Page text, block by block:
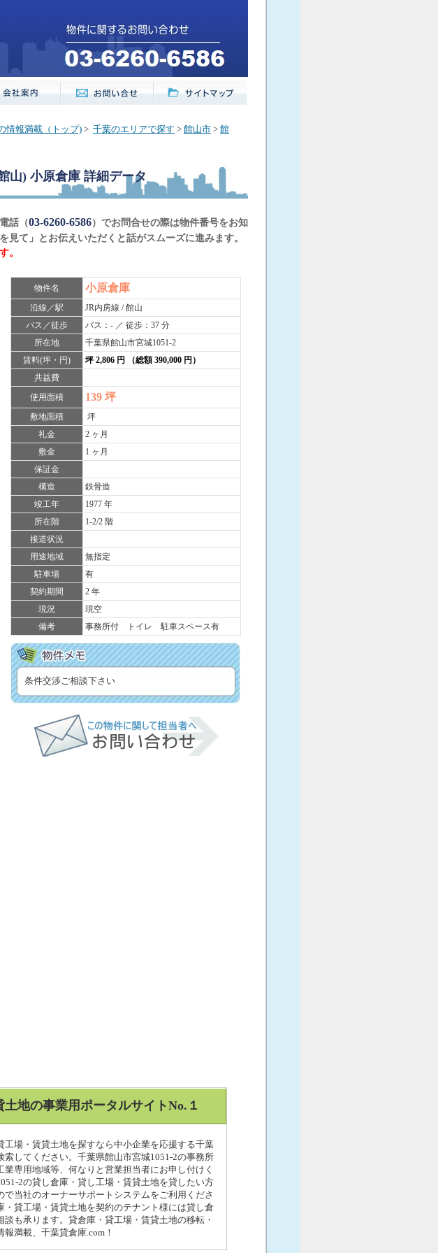
情報満載（トップ) > 千葉のエリアで探す > 館山市 > 館
山) 小原倉庫 詳細データ
話（03-6260-6586）でお問合せの際は物件番号をお知
見て」とお伝えいただくと話がスムーズに進みます。
。
物件名 小原倉庫
沿線／駅
JR内房線 / 館山
バス／徒歩
バス：- ／ 徒歩：37 分
所在地
千葉県館山市宮城1051-2
賃料(坪・円)
坪 2,806 円 （総額 390,000 円）
共益費
使用面積
139 坪
敷地面積
坪
礼金
2 ヶ月
敷金
1 ヶ月
保証金
構造
鉄骨造
竣工年
1977 年
所在階
1-2/2 階
接道状況
用途地域
無指定
駐車場
有
契約期間
2 年
現況
現空
備考
事務所付 トイレ 駐車スペース有
条件交渉ご相談下さい
地の事業用ポータルサイトNo.１
工場・賃貸土地を探すなら中小企業を応援する千葉
索してください。千葉県館山市宮城1051-2の事務所
専用地域等、何なりと営業担当者にお申し付けく
2の貸し倉庫・貸し工場・賃貸土地を貸したい方
当社のオーナーサポートシステムをご利用くださ
・貸工場・賃貸土地を契約のテナント様には貸し倉
も承ります。貸倉庫・貸工場・賃貸土地の移転・
満載、千葉貸倉庫.com！